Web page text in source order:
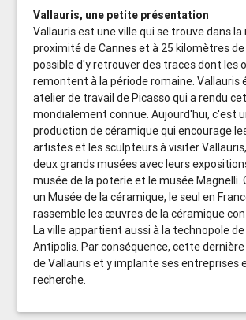
Vallauris, une petite présentation
Vallauris est une ville qui se trouve dans la
proximité de Cannes et à 25 kilomètres de
possible d'y retrouver des traces dont les
remontent à la période romaine. Vallauris
atelier de travail de Picasso qui a rendu
mondialement connue. Aujourd'hui, c'est
production de céramique qui encourage
artistes et les sculpteurs à visiter
deux grands musées avec leurs
musée de la poterie et le musée Magnelli.
un Musée de la céramique, le seul en
rassemble les œuvres de la céramique
La ville appartient aussi à la technopole
Antipolis. Par conséquence, cette
de Vallauris et y implante ses entreprises
recherche.